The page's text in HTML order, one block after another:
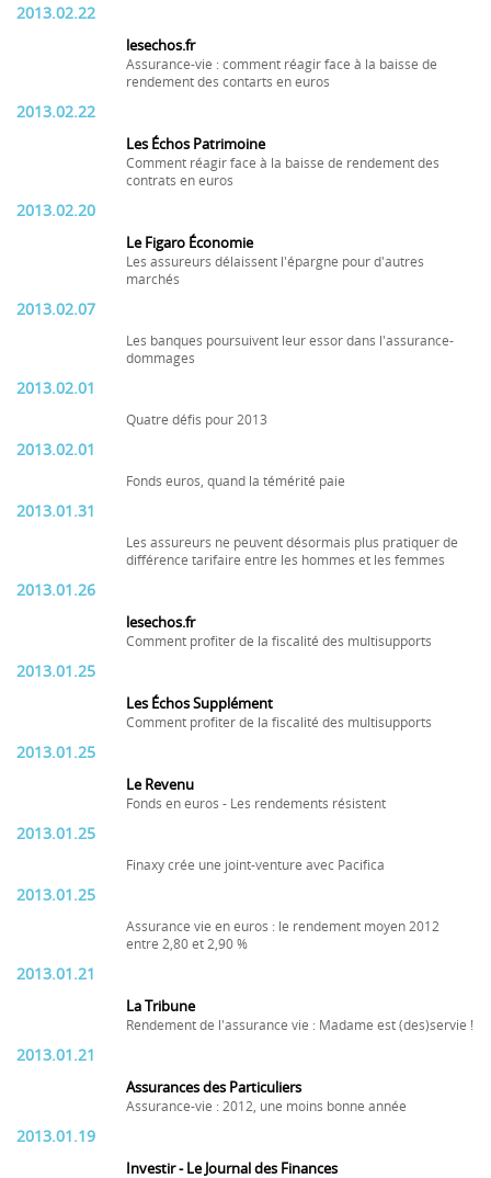
2013.02.22
lesechos.fr
Assurance-vie : comment réagir face à la baisse de
rendement des contarts en euros
2013.02.22
Les Échos Patrimoine
Comment réagir face à la baisse de rendement des
contrats en euros
2013.02.20
Le Figaro Économie
Les assureurs délaissent l'épargne pour d'autres
marchés
2013.02.07
Les banques poursuivent leur essor dans l'assurance-
dommages
2013.02.01
Quatre défis pour 2013
2013.02.01
Fonds euros, quand la témérité paie
2013.01.31
Les assureurs ne peuvent désormais plus pratiquer de
différence tarifaire entre les hommes et les femmes
2013.01.26
lesechos.fr
Comment profiter de la fiscalité des multisupports
2013.01.25
Les Échos Supplément
Comment profiter de la fiscalité des multisupports
2013.01.25
Le Revenu
Fonds en euros - Les rendements résistent
2013.01.25
Finaxy crée une joint-venture avec Pacifica
2013.01.25
Assurance vie en euros : le rendement moyen 2012
entre 2,80 et 2,90 %
2013.01.21
La Tribune
Rendement de l'assurance vie : Madame est (des)servie !
2013.01.21
Assurances des Particuliers
Assurance-vie : 2012, une moins bonne année
2013.01.19
Investir - Le Journal des Finances